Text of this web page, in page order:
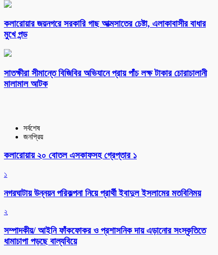
কলারোয়ার জয়নগরে সরকারি গাছ আত্মসাতের চেষ্টা, এলাকাবাসীর বাধার
মুখে পন্ড
সাতক্ষীরা সীমান্তে বিজিবির অভিযানে প্রায় পাঁচ লক্ষ টাকার চোরাচালানী
মালামাল আটক
সর্বশেষ
জনপ্রিয়
কলারোয়ায় ২০ বোতল এসকাফসহ গ্রেপ্তার ১
১
নগরঘাটায় উন্নয়ন পরিকল্পনা নিয়ে প্রার্থী ইবাদুল ইসলামের মতবিনিময়
২
সম্পাদকীয়/ আইনি ফাঁকফোকর ও প্রশাসনিক দায় এড়ানোর সংস্কৃতিতে
ধামাচাপা পড়ছে বাল্যবিয়ে